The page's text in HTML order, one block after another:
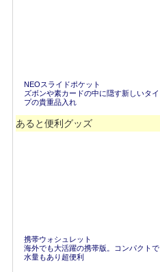
NEOスライドポケット
ズボンや素カードの中に隠す新しいタイ
プの貴重品入れ
あると便利グッズ
携帯ウォシュレット
海外でも大活躍の携帯版。コンパクトで
水量もあり超便利